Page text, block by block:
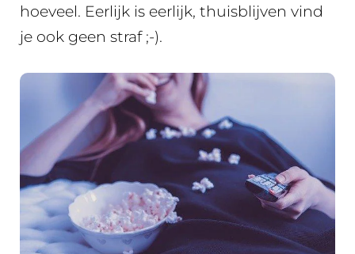
hoeveel. Eerlijk is eerlijk, thuisblijven vind
je ook geen straf ;-).